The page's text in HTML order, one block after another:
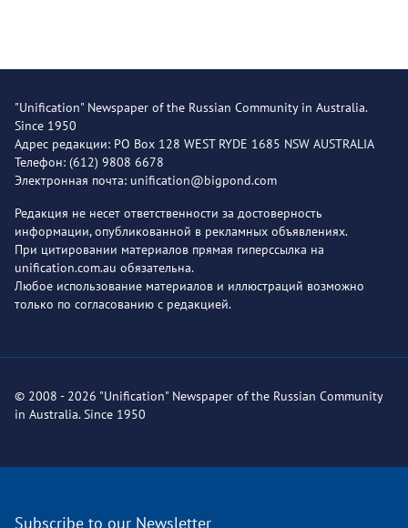
"Unification" Newspaper of the Russian Community in Australia.
Since 1950
Адрес редакции: PO Box 128 WEST RYDE 1685 NSW AUSTRALIA
Телефон: (612) 9808 6678
Электронная почта: unification@bigpond.com
Редакция не несет ответственности за достоверность
информации, опубликованной в рекламных объявлениях.
При цитировании материалов прямая гиперссылка на
unification.com.au обязательна.
Любое использование материалов и иллюстраций возможно
только по согласованию с редакцией.
© 2008 - 2026 "Unification" Newspaper of the Russian Community
in Australia. Since 1950
Subscribe to our Newsletter